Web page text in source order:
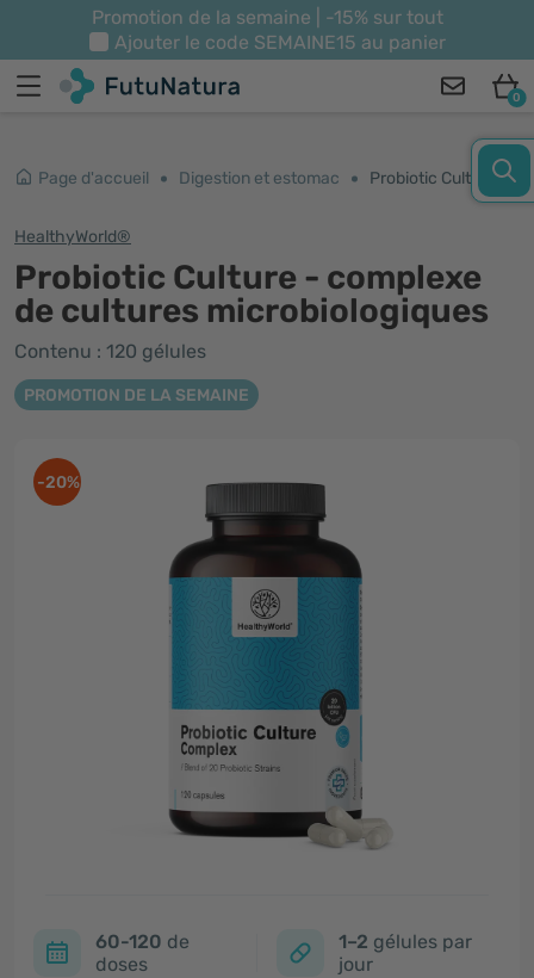
Promotion de la semaine | -15% sur tout
Ajouter le code SEMAINE15 au panier
0
Page d'accueil Digestion et estomac Probiotic Culture - complexe de cultures microbiologiques
HealthyWorld®
Probiotic Culture - complexe
de cultures microbiologiques
Contenu : 120 gélules
PROMOTION DE LA SEMAINE
-20%
60-120 de
doses
1–2 gélules par
jour